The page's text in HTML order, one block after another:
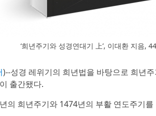
‘희년주기와 성경연대기 上’, 이대환 지음,
)--성경 레위기의 희년법을 바탕으로 희년
출간됐다.
의 희년주기와 1474년의 부활 연도주기를